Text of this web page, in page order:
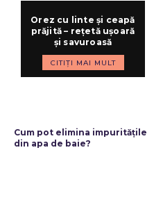
Orez cu linte și ceapă
prăjită – rețetă ușoară
și savuroasă
CITIȚI MAI MULT
Cum pot elimina impuritățile
din apa de baie?